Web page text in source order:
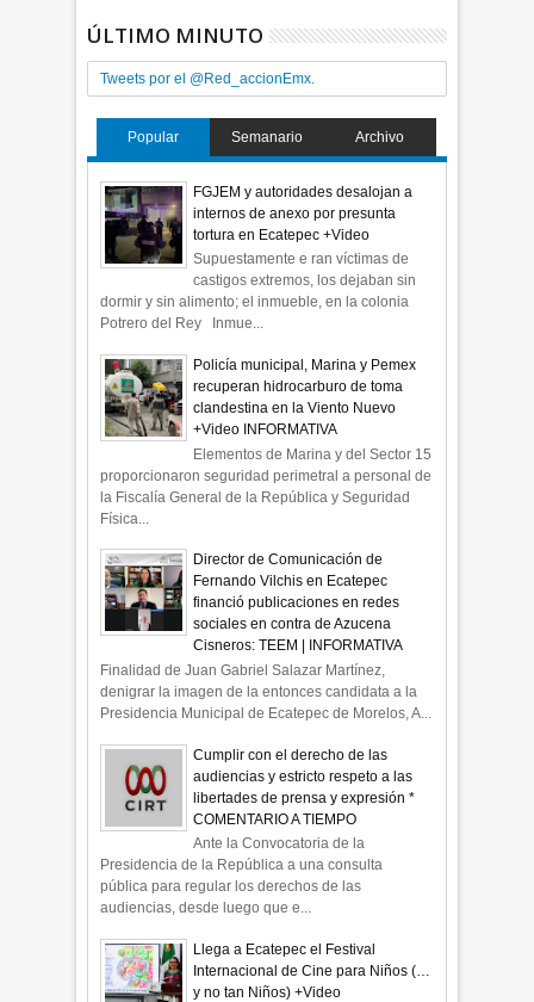
ÚLTIMO MINUTO
Tweets por el @Red_accionEmx.
Popular Semanario Archivo
FGJEM y autoridades desalojan a
internos de anexo por presunta
tortura en Ecatepec +Video
Supuestamente e ran víctimas de
castigos extremos, los dejaban sin
dormir y sin alimento; el inmueble, en la colonia
Potrero del Rey Inmue...
Policía municipal, Marina y Pemex
recuperan hidrocarburo de toma
clandestina en la Viento Nuevo
+Video INFORMATIVA
Elementos de Marina y del Sector 15
proporcionaron seguridad perimetral a personal de
la Fiscalía General de la República y Seguridad
Física...
Director de Comunicación de
Fernando Vilchis en Ecatepec
financió publicaciones en redes
sociales en contra de Azucena
Cisneros: TEEM | INFORMATIVA
Finalidad de Juan Gabriel Salazar Martínez,
denigrar la imagen de la entonces candidata a la
Presidencia Municipal de Ecatepec de Morelos, A...
Cumplir con el derecho de las
audiencias y estricto respeto a las
libertades de prensa y expresión *
COMENTARIO A TIEMPO
Ante la Convocatoria de la
Presidencia de la República a una consulta
pública para regular los derechos de las
audiencias, desde luego que e...
Llega a Ecatepec el Festival
Internacional de Cine para Niños (…
y no tan Niños) +Video